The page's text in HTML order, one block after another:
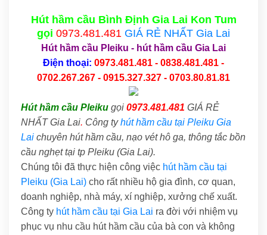
Hút hầm cầu Bình Định Gia Lai Kon Tum
gọi 0973.481.481 GIÁ RẺ NHẤT Gia Lai
Hút hầm cầu Pleiku - hút hầm cầu Gia Lai
Điện thoại: 0973.481.481 - 0838.481.481 -
0702.267.267 - 0915.327.327 - 0703.80.81.81
Hút hầm cầu Pleiku gọi 0973.481.481 GIÁ RẺ
NHẤT Gia Lai. Công tyhút hầm cầu tại Pleiku Gia
Lai chuyên hút hầm cầu, nạo vét hô ga, thông tắc bồn
cầu nghẹt tại tp Pleiku (Gia Lai).
Chúng tôi đã thực hiện công việc hút hầm cầu tại
Pleiku (Gia Lai) cho rất nhiều hộ gia đình, cơ quan,
doanh nghiệp, nhà máy, xí nghiệp, xưởng chế xuất.
Công ty hút hầm cầu tại Gia Lai ra đời với nhiệm vụ
phục vụ nhu cầu hút hầm cầu của bà con và không